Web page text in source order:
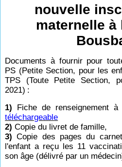
nouvelle
maternelle à
Documents à fournir pour
PS (Petite Section, pour les
TPS (Toute Petite Section,
2021) :
1) Fiche de renseignement
téléchargeable
2)Copie du livret de famille,
3)Copie des pages du
l'enfant a reçu les 11
son âge (délivré par un